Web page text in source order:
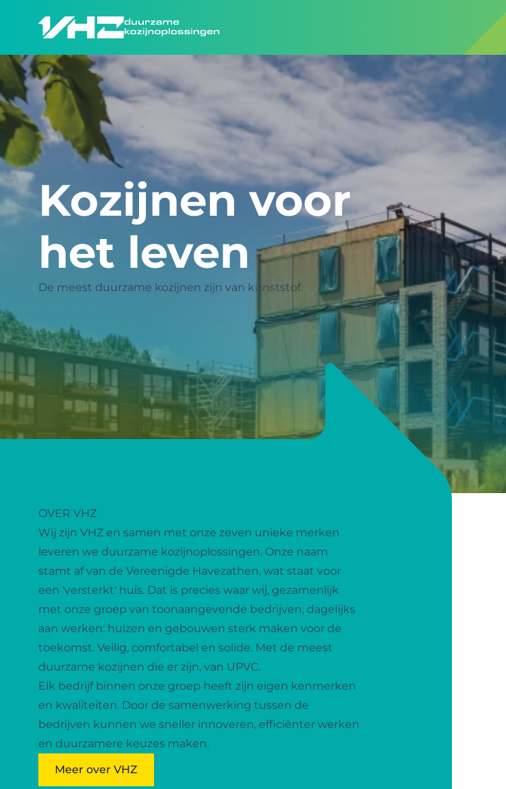
Kozijnen voor
het leven
De meest duurzame kozijnen zijn van kunststof.
OVER VHZ
Wij zijn VHZ en samen met onze zeven unieke merken
leveren we duurzame kozijnoplossingen. Onze naam
stamt af van de Vereenigde Havezathen, wat staat voor
een 'versterkt' huis. Dat is precies waar wij, gezamenlijk
met onze groep van toonaangevende bedrijven, dagelijks
aan werken: huizen en gebouwen sterk maken voor de
toekomst. Veilig, comfortabel en solide. Met de meest
duurzame kozijnen die er zijn, van UPVC.
Elk bedrijf binnen onze groep heeft zijn eigen kenmerken
en kwaliteiten. Door de samenwerking tussen de
bedrijven kunnen we sneller innoveren, efficiënter werken
en duurzamere keuzes maken.
Meer over VHZ